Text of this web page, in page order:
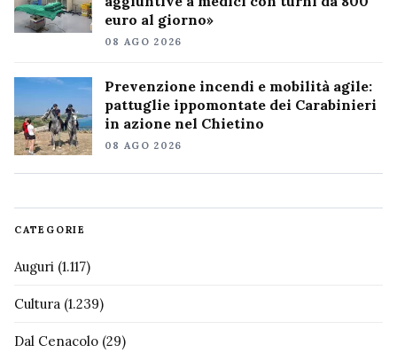
euro al giorno»
08 AGO 2026
Prevenzione incendi e mobilità agile:
pattuglie ippomontate dei Carabinieri
in azione nel Chietino
08 AGO 2026
CATEGORIE
Auguri (1.117)
Cultura (1.239)
Dal Cenacolo (29)